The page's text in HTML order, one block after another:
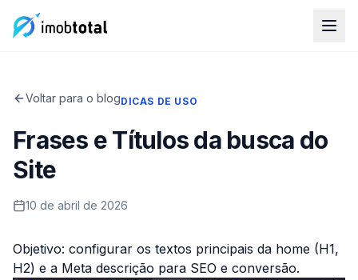
Voltar para o blogDICAS DE USO
Frases e Títulos da busca do
Site
10 de abril de 2026
Objetivo: configurar os textos principais da home (H1,
H2) e a Meta descrição para SEO e conversão.